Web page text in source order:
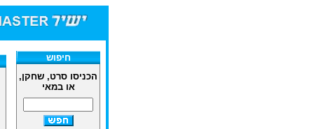
חיפוש
הכניסו סרט, שחקן,
או במאי